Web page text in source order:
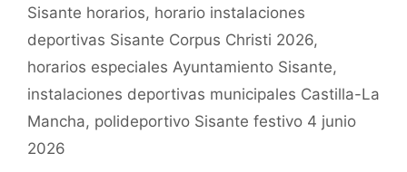
Sisante horarios, horario instalaciones
deportivas Sisante Corpus Christi 2026,
horarios especiales Ayuntamiento Sisante,
instalaciones deportivas municipales Castilla-La
Mancha, polideportivo Sisante festivo 4 junio
2026